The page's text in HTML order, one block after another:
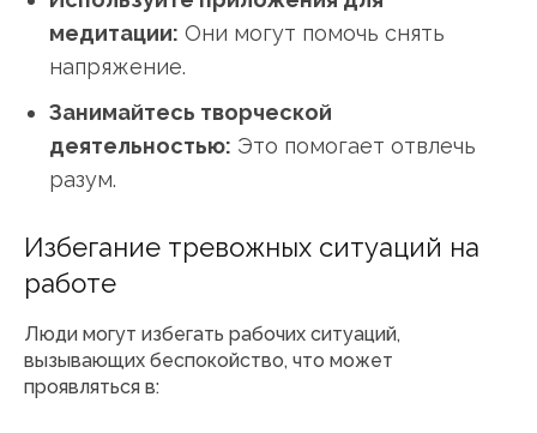
медитации: Они могут помочь снять
напряжение.
Занимайтесь творческой
деятельностью: Это помогает отвлечь
разум.
Избегание тревожных ситуаций на
работе
Люди могут избегать рабочих ситуаций,
вызывающих беспокойство, что может
проявляться в: